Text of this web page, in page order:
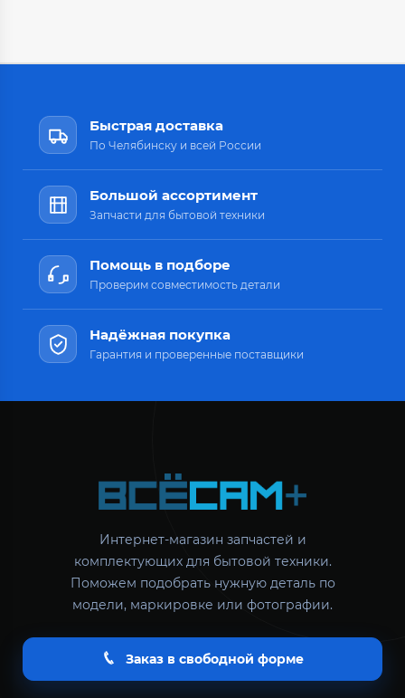
Быстрая доставка
По Челябинску и всей России
Большой ассортимент
Запчасти для бытовой техники
Помощь в подборе
Проверим совместимость детали
Надёжная покупка
Гарантия и проверенные поставщики
Интернет-магазин запчастей и
комплектующих для бытовой техники.
Поможем подобрать нужную деталь по
модели, маркировке или фотографии.
Заказ в свободной форме